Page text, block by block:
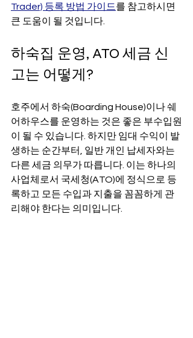
Trader) 등록 방법 가이드를 참고하시면
큰 도움이 될 것입니다.
하숙집 운영, ATO 세금 신
고는 어떻게?
호주에서 하숙(Boarding House)이나 쉐
어하우스를 운영하는 것은 좋은 부수입원
이 될 수 있습니다. 하지만 임대 수익이 발
생하는 순간부터, 일반 개인 납세자와는
다른 세금 의무가 따릅니다. 이는 하나의
사업체로서 국세청(ATO)에 정식으로 등
록하고 모든 수입과 지출을 꼼꼼하게 관
리해야 한다는 의미입니다.